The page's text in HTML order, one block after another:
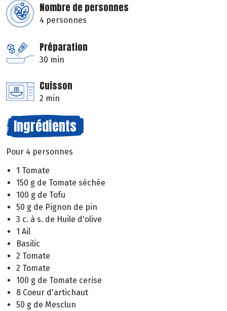
Nombre de personnes
4 personnes
Préparation
30 min
Cuisson
2 min
Ingrédients
Pour 4 personnes
1 Tomate
150 g de Tomate séchée
100 g de Tofu
50 g de Pignon de pin
3 c. à s. de Huile d'olive
1 Ail
Basilic
2 Tomate
2 Tomate
100 g de Tomate cerise
8 Coeur d'artichaut
50 g de Mesclun